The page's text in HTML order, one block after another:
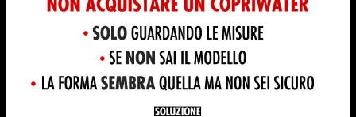
ANTALIA(1)
ANTEA OLD(1)